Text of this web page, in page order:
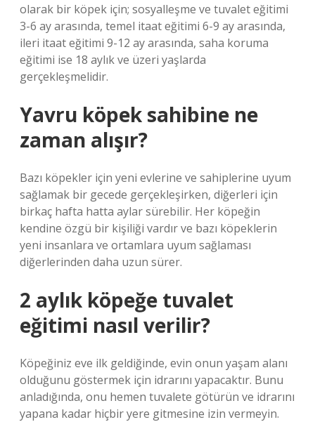
olarak bir köpek için; sosyalleşme ve tuvalet eğitimi
3-6 ay arasında, temel itaat eğitimi 6-9 ay arasında,
ileri itaat eğitimi 9-12 ay arasında, saha koruma
eğitimi ise 18 aylık ve üzeri yaşlarda
gerçekleşmelidir.
Yavru köpek sahibine ne
zaman alışır?
Bazı köpekler için yeni evlerine ve sahiplerine uyum
sağlamak bir gecede gerçekleşirken, diğerleri için
birkaç hafta hatta aylar sürebilir. Her köpeğin
kendine özgü bir kişiliği vardır ve bazı köpeklerin
yeni insanlara ve ortamlara uyum sağlaması
diğerlerinden daha uzun sürer.
2 aylık köpeğe tuvalet
eğitimi nasıl verilir?
Köpeğiniz eve ilk geldiğinde, evin onun yaşam alanı
olduğunu göstermek için idrarını yapacaktır. Bunu
anladığında, onu hemen tuvalete götürün ve idrarını
yapana kadar hiçbir yere gitmesine izin vermeyin.